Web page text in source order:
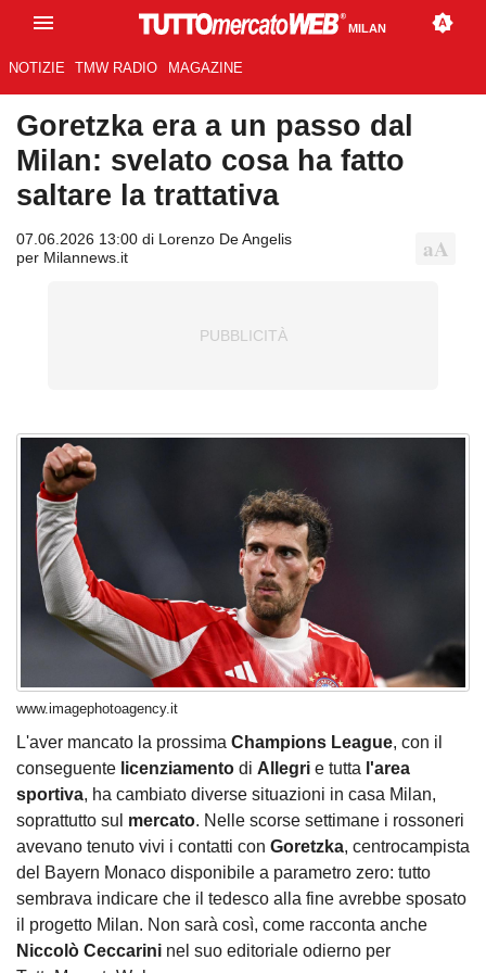
MILAN
NOTIZIE TMW RADIO MAGAZINE
Goretzka era a un passo dal
Milan: svelato cosa ha fatto
saltare la trattativa
07.06.2026 13:00 di Lorenzo De Angelis
per Milannews.it
www.imagephotoagency.it
L'aver mancato la prossima Champions League, con il
conseguente licenziamento di Allegri e tutta l'area
sportiva, ha cambiato diverse situazioni in casa Milan,
soprattutto sul mercato. Nelle scorse settimane i rossoneri
avevano tenuto vivi i contatti con Goretzka, centrocampista
del Bayern Monaco disponibile a parametro zero: tutto
sembrava indicare che il tedesco alla fine avrebbe sposato
il progetto Milan. Non sarà così, come racconta anche
Niccolò Ceccarini nel suo editoriale odierno per